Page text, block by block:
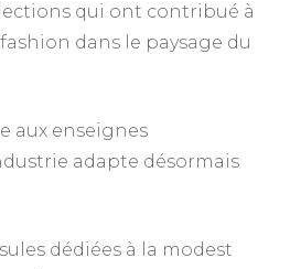
qui ont contribué à
dans le paysage du
aux enseignes
adapte désormais
dédiées à la modest